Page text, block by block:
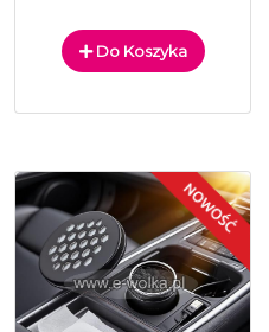
Do Koszyka